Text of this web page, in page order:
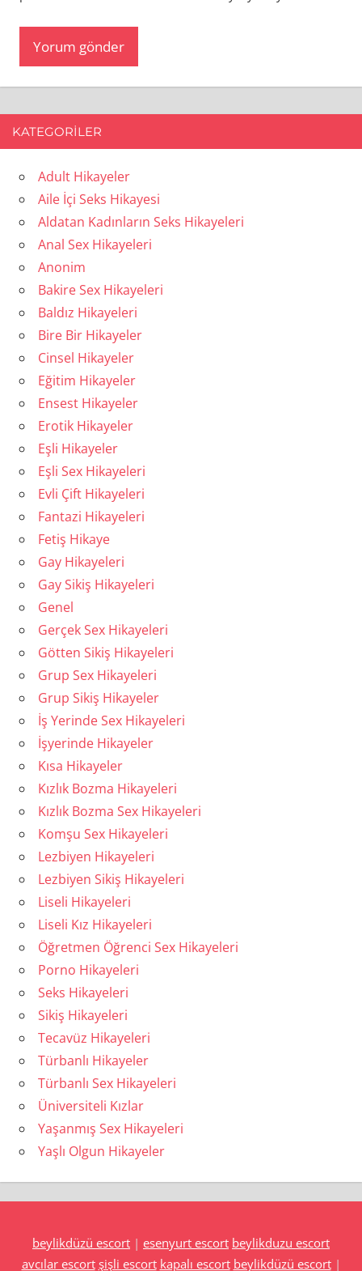
KATEGORILER
Adult Hikayeler
Aile İçi Seks Hikayesi
Aldatan Kadınların Seks Hikayeleri
Anal Sex Hikayeleri
Anonim
Bakire Sex Hikayeleri
Baldız Hikayeleri
Bire Bir Hikayeler
Cinsel Hikayeler
Eğitim Hikayeler
Ensest Hikayeler
Erotik Hikayeler
Eşli Hikayeler
Eşli Sex Hikayeleri
Evli Çift Hikayeleri
Fantazi Hikayeleri
Fetiş Hikaye
Gay Hikayeleri
Gay Sikiş Hikayeleri
Genel
Gerçek Sex Hikayeleri
Götten Sikiş Hikayeleri
Grup Sex Hikayeleri
Grup Sikiş Hikayeler
İş Yerinde Sex Hikayeleri
İşyerinde Hikayeler
Kısa Hikayeler
Kızlık Bozma Hikayeleri
Kızlık Bozma Sex Hikayeleri
Komşu Sex Hikayeleri
Lezbiyen Hikayeleri
Lezbiyen Sikiş Hikayeleri
Liseli Hikayeleri
Liseli Kız Hikayeleri
Öğretmen Öğrenci Sex Hikayeleri
Porno Hikayeleri
Seks Hikayeleri
Sikiş Hikayeleri
Tecavüz Hikayeleri
Türbanlı Hikayeler
Türbanlı Sex Hikayeleri
Üniversiteli Kızlar
Yaşanmış Sex Hikayeleri
Yaşlı Olgun Hikayeler
beylikdüzü escort | esenyurt escort beylikduzu escort
avcılar escort şişli escort kapalı escort beylikdüzü escort|